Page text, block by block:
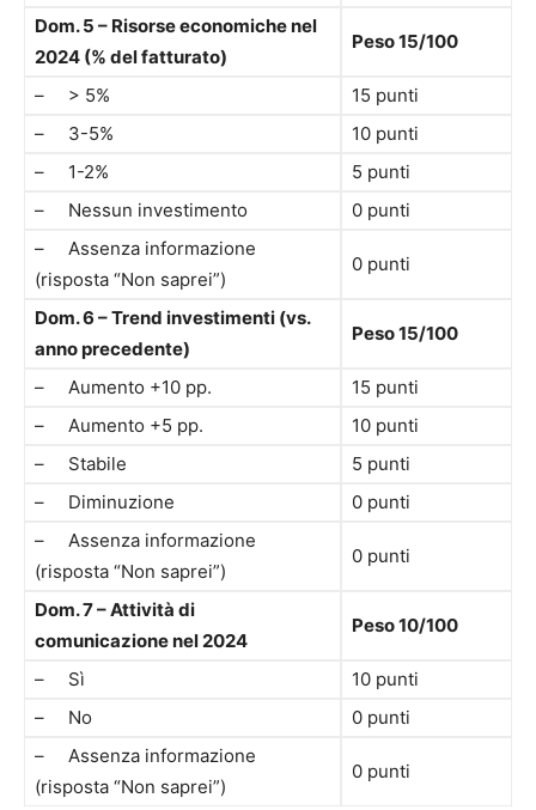
Dom. 5 – Risorse economiche nel
2024 (% del fatturato)
Peso 15/100
– > 5%
15 punti
– 3-5%
10 punti
– 1-2%
5 punti
– Nessun investimento
0 punti
– Assenza informazione
(risposta “Non saprei”)
0 punti
Dom. 6 – Trend investimenti (vs.
anno precedente)
Peso 15/100
– Aumento +10 pp.
15 punti
– Aumento +5 pp.
10 punti
– Stabile
5 punti
– Diminuzione
0 punti
– Assenza informazione
(risposta “Non saprei”)
0 punti
Dom. 7 – Attività di
comunicazione nel 2024
Peso 10/100
– Sì
10 punti
– No
0 punti
– Assenza informazione
(risposta “Non saprei”)
0 punti